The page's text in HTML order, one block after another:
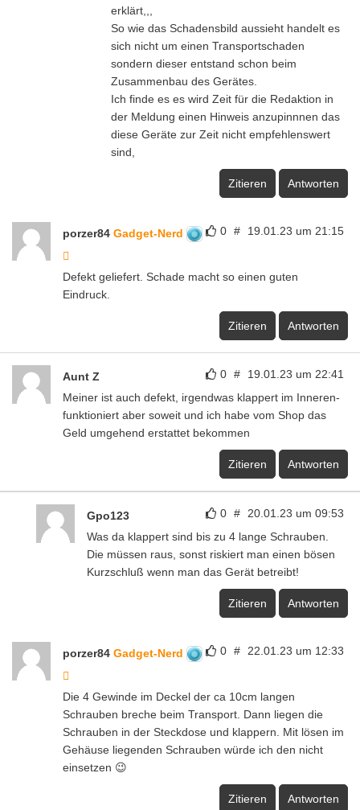
erklärt,,,
So wie das Schadensbild aussieht handelt es
sich nicht um einen Transportschaden
sondern dieser entstand schon beim
Zusammenbau des Gerätes.
Ich finde es es wird Zeit für die Redaktion in
der Meldung einen Hinweis anzupinnnen das
diese Geräte zur Zeit nicht empfehlenswert
sind,
Zitieren Antworten
0 # 19.01.23 um 21:15
porzer84 Gadget-Nerd
Defekt geliefert. Schade macht so einen guten
Eindruck.
Zitieren Antworten
0 # 19.01.23 um 22:41
Aunt Z
Meiner ist auch defekt, irgendwas klappert im Inneren-
funktioniert aber soweit und ich habe vom Shop das
Geld umgehend erstattet bekommen
Zitieren Antworten
0 # 20.01.23 um 09:53
Gpo123
Was da klappert sind bis zu 4 lange Schrauben.
Die müssen raus, sonst riskiert man einen bösen
Kurzschluß wenn man das Gerät betreibt!
Zitieren Antworten
0 # 22.01.23 um 12:33
porzer84 Gadget-Nerd
Die 4 Gewinde im Deckel der ca 10cm langen
Schrauben breche beim Transport. Dann liegen die
Schrauben in der Steckdose und klappern. Mit lösen im
Gehäuse liegenden Schrauben würde ich den nicht
einsetzen 😉
Zitieren Antworten